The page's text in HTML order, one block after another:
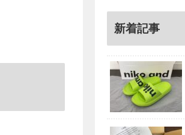
新着記事